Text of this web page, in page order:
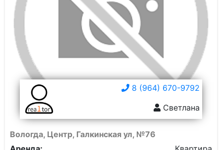
8 (964) 670-9792
Светлана
Вологда, Центр, Галкинская ул, №76